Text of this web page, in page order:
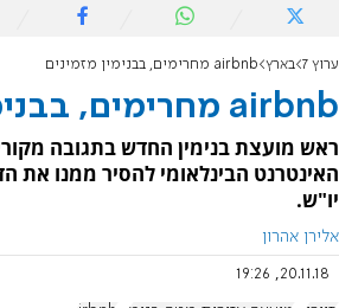
ערוץ 7 בארץ airbnb מחרימים, בבנימין מזמינים
airbnb מחרימים, בבנימין מזמינים
ראש מועצת בנימין החדש בתגובה
האינטרנט הבינלאומי להסיר ממנו את
יו"ש.
אלירן אהרון
20.11.18, 19:26